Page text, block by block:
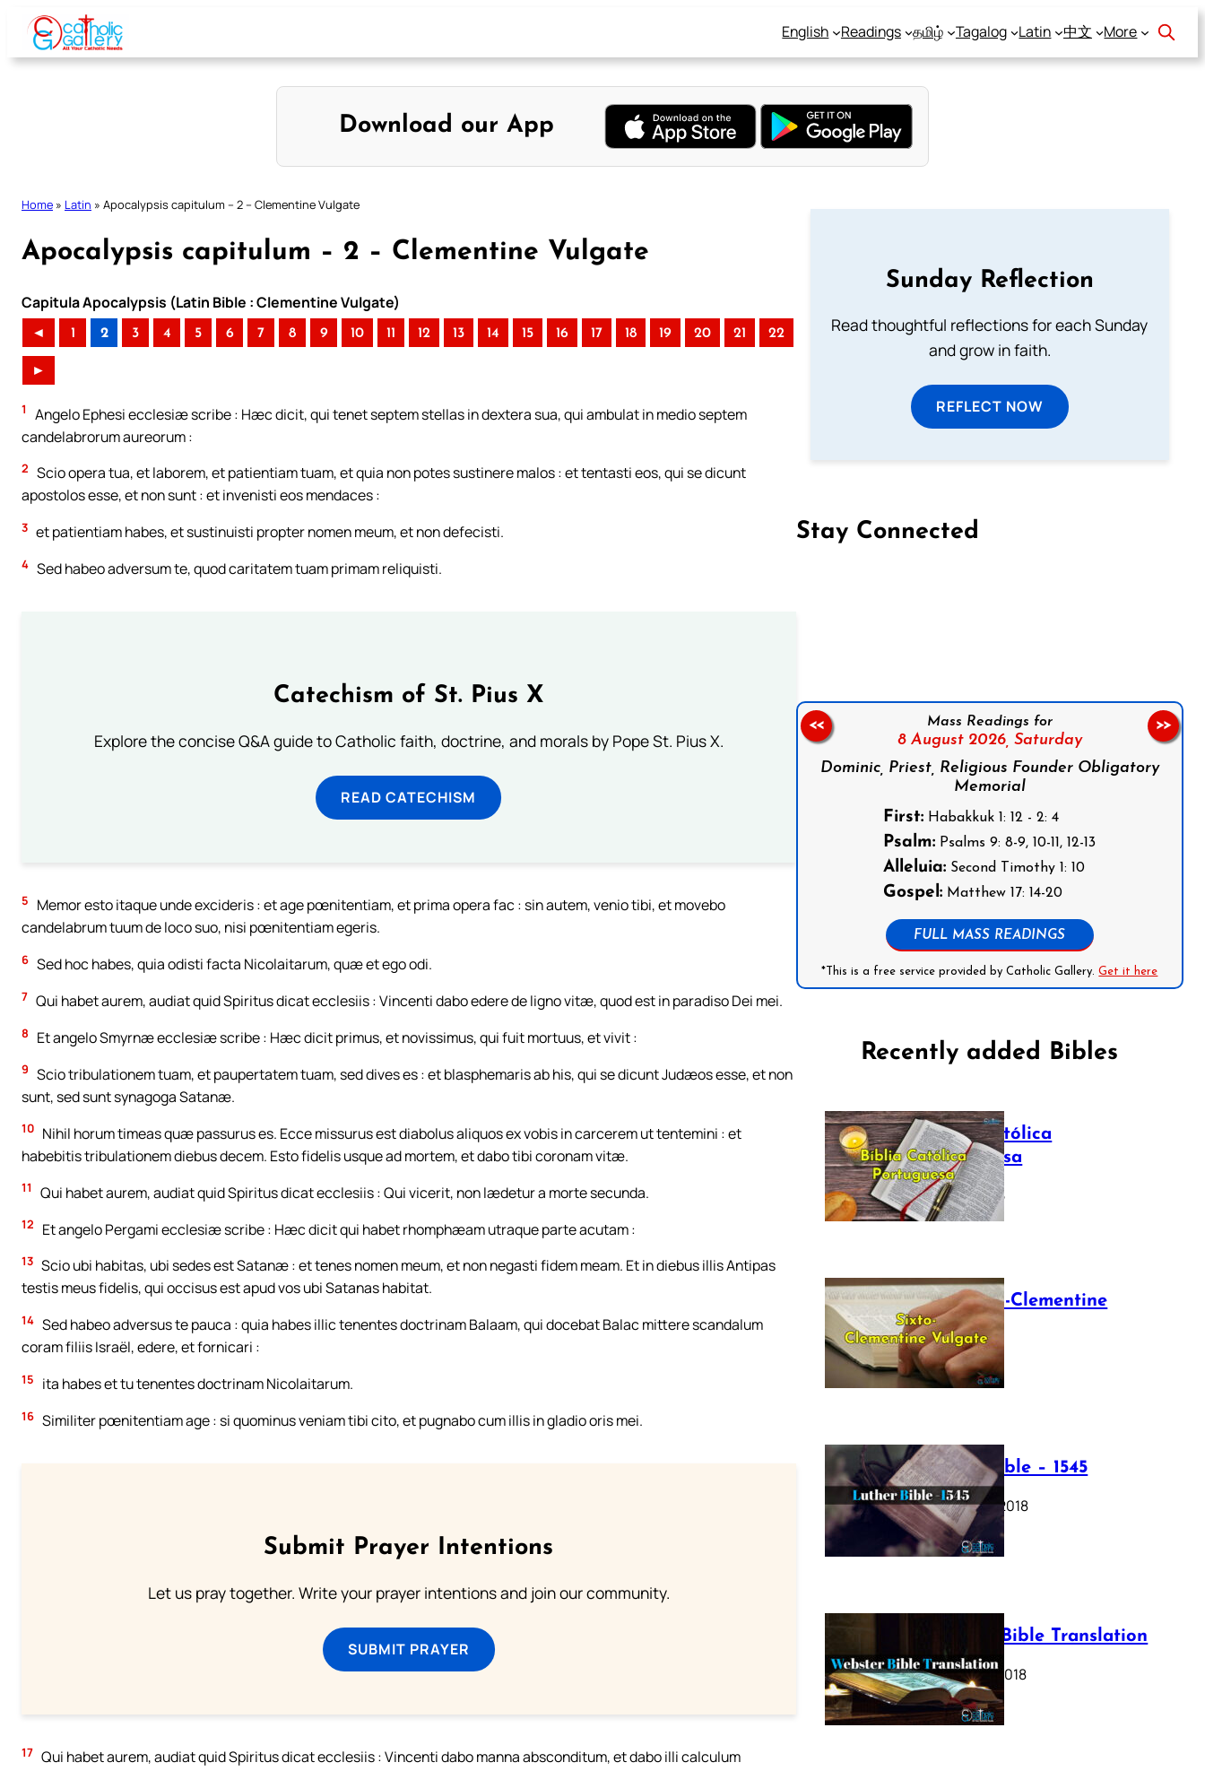
Skip
content
English Readings தமிழ் Tagalog Latin 中文 More
Download our App
Home » Latin » Apocalypsis capitulum – 2 – Clementine Vulgate
Apocalypsis capitulum – 2 – Clementine Vulgate
Capitula Apocalypsis (Latin Bible : Clementine Vulgate)
◄ 1 2 3 4 5 6 7 8 9 10 11 12 13 14 15 16 17 18 19 20 21 22
►
1
Angelo Ephesi ecclesiæ scribe : Hæc dicit, qui tenet septem stellas in dextera sua, qui ambulat in medio septem
candelabrorum aureorum :
2 Scio opera tua, et laborem, et patientiam tuam, et quia non potes sustinere malos : et tentasti eos, qui se dicunt
apostolos esse, et non sunt : et invenisti eos mendaces :
3 et patientiam habes, et sustinuisti propter nomen meum, et non defecisti.
4 Sed habeo adversum te, quod caritatem tuam primam reliquisti.
Catechism of St. Pius X
Explore the concise Q&A guide to Catholic faith, doctrine, and morals by Pope St. Pius X.
READ CATECHISM
5
Memor esto itaque unde excideris : et age pœnitentiam, et prima opera fac : sin autem, venio tibi, et movebo
candelabrum tuum de loco suo, nisi pœnitentiam egeris.
6 Sed hoc habes, quia odisti facta Nicolaitarum, quæ et ego odi.
7 Qui habet aurem, audiat quid Spiritus dicat ecclesiis : Vincenti dabo edere de ligno vitæ, quod est in paradiso Dei mei.
8 Et angelo Smyrnæ ecclesiæ scribe : Hæc dicit primus, et novissimus, qui fuit mortuus, et vivit :
9 Scio tribulationem tuam, et paupertatem tuam, sed dives es : et blasphemaris ab his, qui se dicunt Judæos esse, et non
sunt, sed sunt synagoga Satanæ.
10 Nihil horum timeas quæ passurus es. Ecce missurus est diabolus aliquos ex vobis in carcerem ut tentemini : et
habebitis tribulationem diebus decem. Esto fidelis usque ad mortem, et dabo tibi coronam vitæ.
11 Qui habet aurem, audiat quid Spiritus dicat ecclesiis : Qui vicerit, non lædetur a morte secunda.
12 Et angelo Pergami ecclesiæ scribe : Hæc dicit qui habet rhomphæam utraque parte acutam :
13 Scio ubi habitas, ubi sedes est Satanæ : et tenes nomen meum, et non negasti fidem meam. Et in diebus illis Antipas
testis meus fidelis, qui occisus est apud vos ubi Satanas habitat.
14 Sed habeo adversus te pauca : quia habes illic tenentes doctrinam Balaam, qui docebat Balac mittere scandalum
coram filiis Israël, edere, et fornicari :
15 ita habes et tu tenentes doctrinam Nicolaitarum.
16 Similiter pœnitentiam age : si quominus veniam tibi cito, et pugnabo cum illis in gladio oris mei.
Submit Prayer Intentions
Let us pray together. Write your prayer intentions and join our community.
SUBMIT PRAYER
17 Qui habet aurem, audiat quid Spiritus dicat ecclesiis : Vincenti dabo manna absconditum, et dabo illi calculum
Sunday Reflection
Read thoughtful reflections for each Sunday
and grow in faith.
REFLECT NOW
Stay Connected
Mass Readings for
8 August 2026, Saturday
Dominic, Priest, Religious Founder Obligatory
Memorial
First: Habakkuk 1: 12 - 2: 4
Psalm: Psalms 9: 8-9, 10-11, 12-13
Alleluia: Second Timothy 1: 10
Gospel: Matthew 17: 14-20
FULL MASS READINGS
*This is a free service provided by Catholic Gallery.Get it here
<< >>
Recently added Bibles
Bíblia Católica
Portuguesa
July 16, 2025
The Sixto-Clementine
Vulgate
July 12, 2025
Luther Bible – 1545
October 17, 2018
Webster Bible Translation
October 11, 2018